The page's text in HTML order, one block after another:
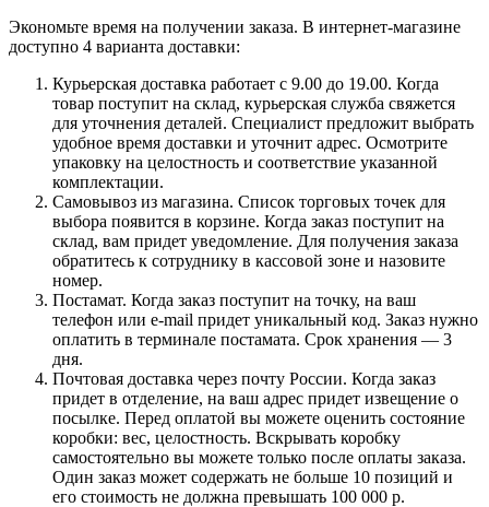
Экономьте время на получении заказа. В интернет-магазине
доступно 4 варианта доставки:
Курьерская доставка работает с 9.00 до 19.00. Когда
товар поступит на склад, курьерская служба свяжется
для уточнения деталей. Специалист предложит выбрать
удобное время доставки и уточнит адрес. Осмотрите
упаковку на целостность и соответствие указанной
комплектации.
Самовывоз из магазина. Список торговых точек для
выбора появится в корзине. Когда заказ поступит на
склад, вам придет уведомление. Для получения заказа
обратитесь к сотруднику в кассовой зоне и назовите
номер.
Постамат. Когда заказ поступит на точку, на ваш
телефон или e-mail придет уникальный код. Заказ нужно
оплатить в терминале постамата. Срок хранения — 3
дня.
Почтовая доставка через почту России. Когда заказ
придет в отделение, на ваш адрес придет извещение о
посылке. Перед оплатой вы можете оценить состояние
коробки: вес, целостность. Вскрывать коробку
самостоятельно вы можете только после оплаты заказа.
Один заказ может содержать не больше 10 позиций и
его стоимость не должна превышать 100 000 р.